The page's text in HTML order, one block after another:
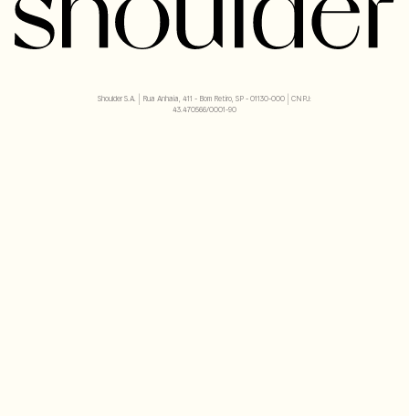
Shoulder S.A. | Rua Anhaia, 411 - Bom Retiro, SP - 01130-000 | CNPJ:
43.470566/0001-90